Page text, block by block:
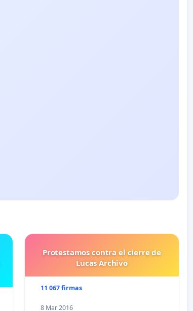
Protestamos contra el cierre de
Lucas Archivo
11 067 firmas
8 Mar 2016